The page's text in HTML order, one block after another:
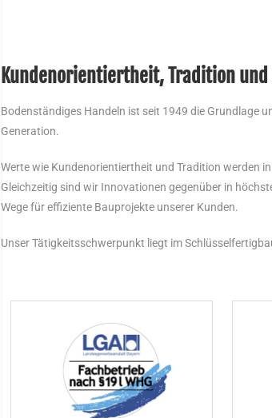
Kundenorientiertheit, Tradition
Bodenständiges Handeln ist seit 1949 die Grundlage
Generation.
Werte wie Kundenorientiertheit und Tradition werden
Gleichzeitig sind wir Innovationen gegenüber in
Wege für effiziente Bauprojekte unserer Kunden.
Unser Tätigkeitsschwerpunkt liegt im